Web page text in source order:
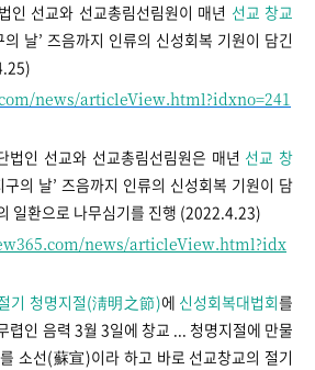
인 선교와 선교총림선림원이 매년 선교 창교
의 날’ 즈음까지 인류의 신성회복 기원이 담긴
news/articleView.html?idxno=241
법인 선교와 선교총림선림원은 매년 선교 창
구의 날’ 즈음까지 인류의 신성회복 기원이 담
일환으로 나무심기를 진행 (2022.4.23)
news/articleView.html?idx
기 청명지절(淸明之節)에 신성회복대법회를
렵인 음력 3월 3일에 창교 ... 청명지절에 만물
소선(蘇宣)이라 하고 바로 선교창교의 절기